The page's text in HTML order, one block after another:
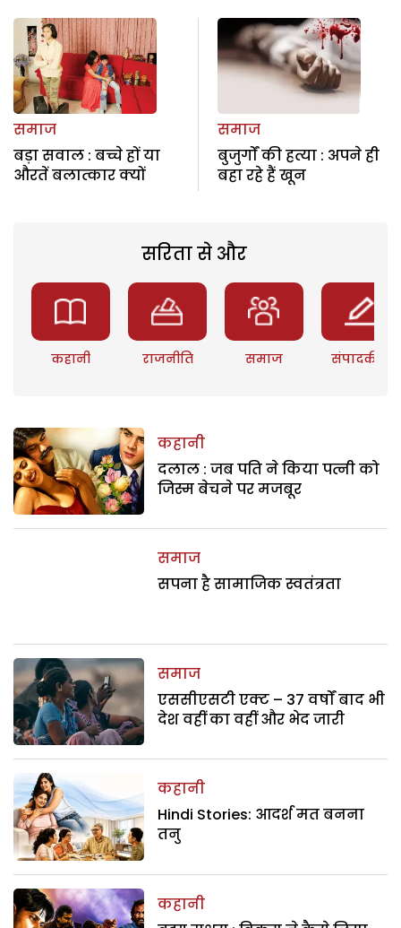
समाज
बड़ा सवाल : बच्चे हों या
औरतें बलात्कार क्यों
समाज
बुजुर्गों की हत्या : अपने ही
बहा रहे हैं खून
सरिता से और
कहानी राजनीति समाज संपादकीय
कहानी
दलाल : जब पति ने किया पत्नी को
जिस्म बेचने पर मजबूर
समाज
सपना है सामाजिक स्वतंत्रता
समाज
एससीएसटी एक्ट – 37 वर्षों बाद भी
देश वहीं का वहीं और भेद जारी
कहानी
Hindi Stories: आदर्श मत बनना
तनु
कहानी